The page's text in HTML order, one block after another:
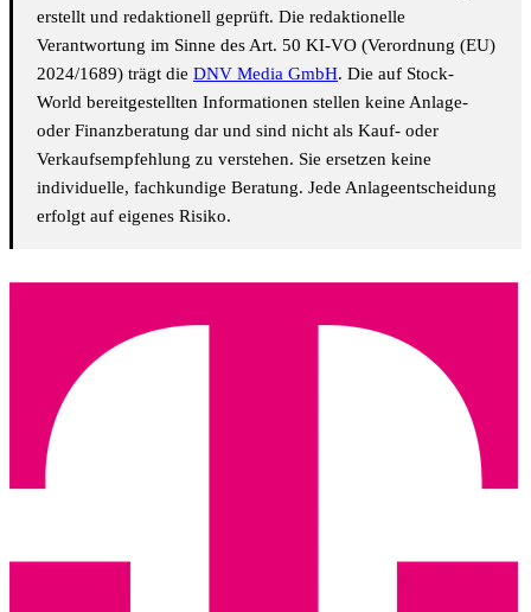
erstellt und redaktionell geprüft. Die redaktionelle
Verantwortung im Sinne des Art. 50 KI-VO (Verordnung (EU)
2024/1689) trägt die DNV Media GmbH. Die auf Stock-
World bereitgestellten Informationen stellen keine Anlage-
oder Finanzberatung dar und sind nicht als Kauf- oder
Verkaufsempfehlung zu verstehen. Sie ersetzen keine
individuelle, fachkundige Beratung. Jede Anlageentscheidung
erfolgt auf eigenes Risiko.